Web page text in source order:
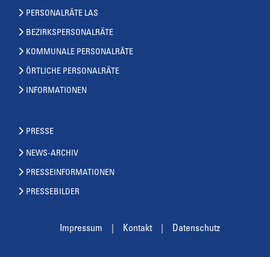
PERSONALRÄTE LAS
BEZIRKSPERSONALRÄTE
KOMMUNALE PERSONALRÄTE
ÖRTLICHE PERSONALRÄTE
INFORMATIONEN
PRESSE
NEWS-ARCHIV
PRESSEINFORMATIONEN
PRESSEBILDER
Impressum Kontakt Datenschutz